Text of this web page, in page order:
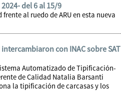
del 6 al 15/9
al ruedo de ARU en esta nueva
intercambiaron con INAC sobre SAT
Automatizado de Tipificación-
de Calidad Natalia Barsanti
la tipificación de carcasas y los